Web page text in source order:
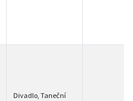
Divadlo, Taneční